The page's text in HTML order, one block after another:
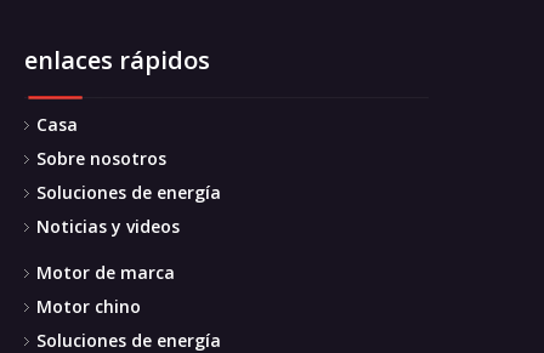
enlaces rápidos
Casa
Sobre nosotros
Soluciones de energía
Noticias y videos
Motor de marca
Motor chino
Soluciones de energía